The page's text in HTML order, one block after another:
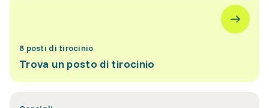
8 posti di tirocinio
Trova un posto di tirocinio